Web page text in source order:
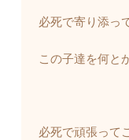
必死で寄り添っ
この子達を何と
必死で頑張って